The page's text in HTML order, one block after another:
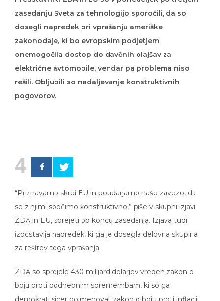
zasedanju Sveta za tehnologijo sporočili, da so
dosegli napredek pri vprašanju ameriške
zakonodaje, ki bo evropskim podjetjem
onemogočila dostop do davčnih olajšav za
električne avtomobile, vendar pa problema niso
rešili. Obljubili so nadaljevanje konstruktivnih
pogovorov.
4
se z njimi soočimo konstruktivno,” piše v skupni izjavi
ZDA in EU, sprejeti ob koncu zasedanja. Izjava tudi
izpostavlja napredek, ki ga je dosegla delovna skupina
za rešitev tega vprašanja.
boju proti podnebnim spremembam, ki so ga
demokrati sicer poimenovali zakon o boju proti inflaciji.